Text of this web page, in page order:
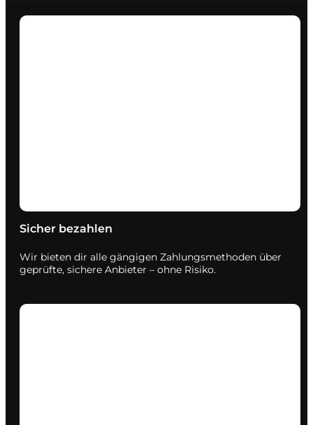
Sicher bezahlen
Wir bieten dir alle gängigen Zahlungsmethoden über
geprüfte, sichere Anbieter – ohne Risiko.